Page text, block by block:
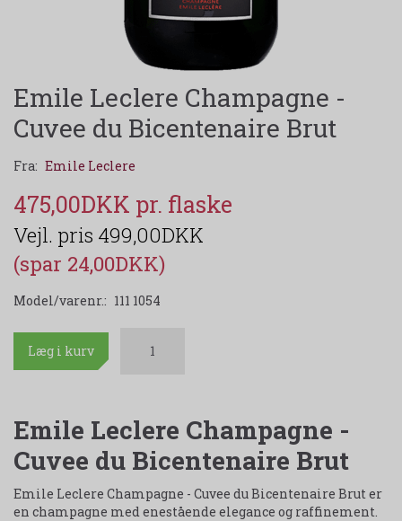
Emile Leclere Champagne -
Cuvee du Bicentenaire Brut
Fra: Emile Leclere
475,00DKK
499,00DKK
(spar 24,00DKK)
Model/varenr.: 111 1054
Læg i kurv
Emile Leclere Champagne -
Cuvee du Bicentenaire Brut
Emile Leclere Champagne - Cuvee du Bicentenaire Brut er
en champagne med enestående elegance og raffinement.